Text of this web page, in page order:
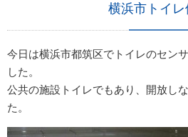
横浜市トイレ
今日は横浜市都筑区でトイレのセン
した。
公共の施設トイレでもあり、開放し
た。